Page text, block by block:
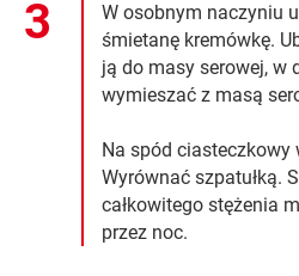
W osobnym naczyniu
śmietanę kremówkę.
ją do masy serowej, w
wymieszać z masą
Na spód ciasteczkowy
Wyrównać szpatułką.
całkowitego stężenia
przez noc.